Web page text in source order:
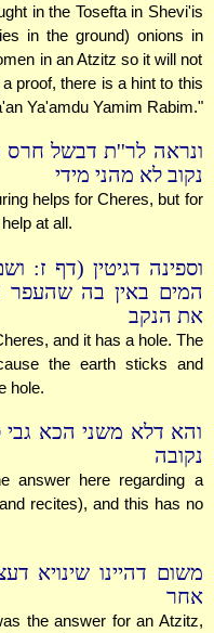
in the Tosefta in Shevi'is
in the ground) onions in
in an Atzitz so it will not
proof, there is a hint to this
Ya'amdu Yamim Rabim."
ונראה לר''ת דבשל חרס
נקוב לא מהני מידי
helps for Cheres, but for
at all.
וספינה דגיטין (דף ז:
המים באין בה שהעפר
את הנקב
and it has a hole. The
the earth sticks and
hole.
והא דלא משני הכא גבי
נקובה
answer here regarding a
recites), and this has no
משום דהיינו שינויא
אחר
the answer for an Atzitz,